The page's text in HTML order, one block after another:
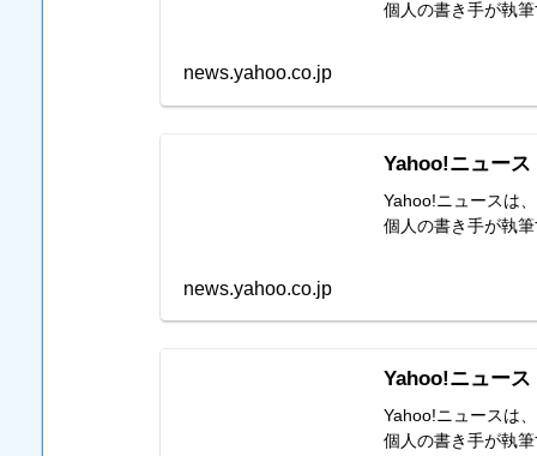
個人の書き手が執
news.yahoo.co.jp
Yahoo!ニュース
Yahoo!ニュースは
個人の書き手が執
news.yahoo.co.jp
Yahoo!ニュース
Yahoo!ニュースは
個人の書き手が執